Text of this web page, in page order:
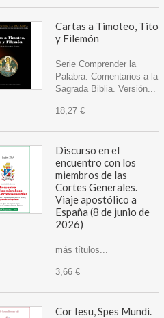
Cartas a Timoteo, Tito
y Filemón
Serie Comprender la
Palabra. Comentarios a la
Sagrada Biblia. Versión...
18,27 €
Discurso en el
encuentro con los
miembros de las
Cortes Generales.
Viaje apostólico a
España (8 de junio de
2026)
más títulos...
3,66 €
Cor Iesu, Spes Mundi.